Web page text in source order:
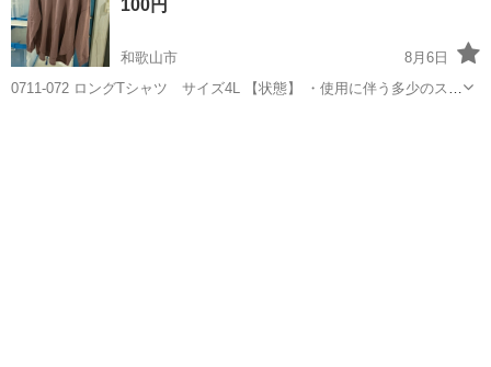
た...
100円
和歌山市
8月6日
0711-072 ロングTシャツ サイズ4L 【状態】 ・使用に伴う多少のス